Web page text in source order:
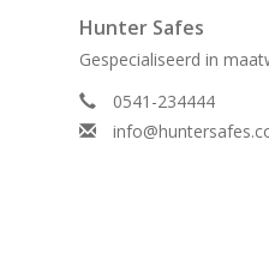
Hunter Safes
Gespecialiseerd in
0541-234444